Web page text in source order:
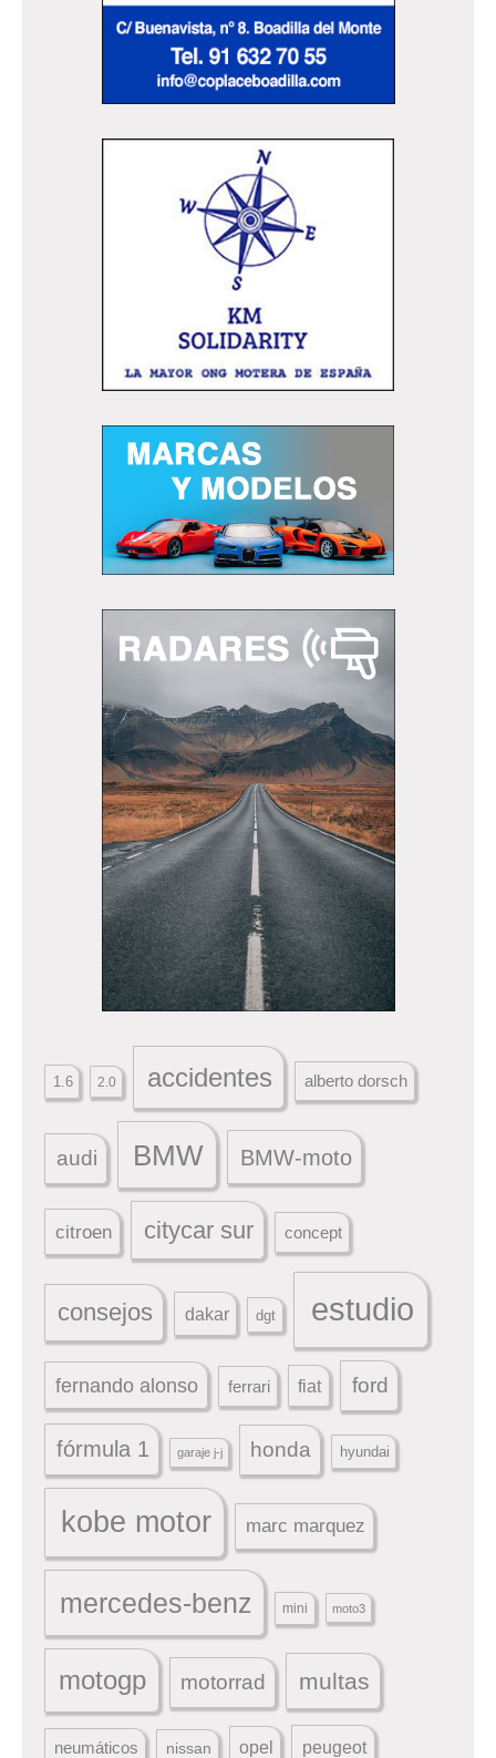
1.6 2.0 accidentes alberto dorsch
audi BMW BMW-moto
citroen citycar sur concept
consejos dakar dgt estudio
fernando alonso ferrari fiat ford
fórmula 1 garaje j-j honda hyundai
kobe motor marc marquez
mercedes-benz mini moto3
motogp motorrad multas
neumáticos nissan opel peugeot